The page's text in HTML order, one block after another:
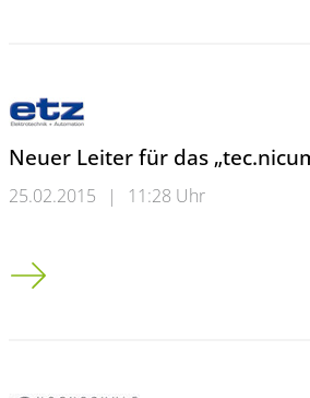
Neuer Leiter für das
25.02.2015 | 11:28 Uhr
Neuer Leiter für das „tec.nicum“ von